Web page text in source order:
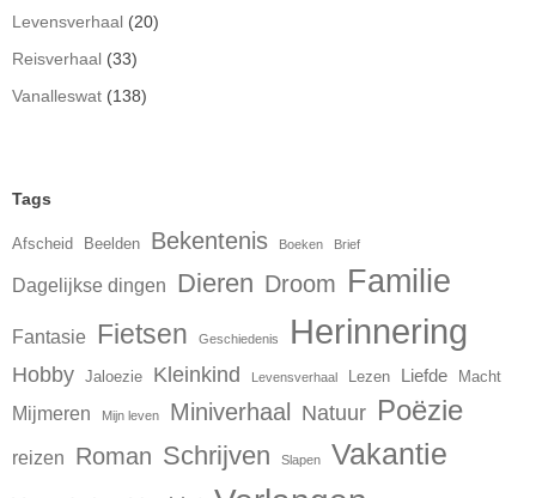
Levensverhaal (20)
Reisverhaal (33)
Vanalleswat (138)
Tags
Afscheid Beelden Bekentenis Boeken Brief
Dagelijkse dingen Dieren Droom Familie
Fantasie Fietsen Geschiedenis Herinnering
Hobby Jaloezie Kleinkind Levensverhaal Lezen Liefde Macht
Mijmeren Mijn leven Miniverhaal Natuur Poëzie
reizen Roman Schrijven Slapen Vakantie